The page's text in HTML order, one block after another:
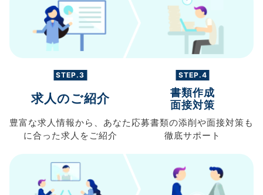
STEP.3
求人のご紹介
豊富な求人情報から、 あなた
に合った求人を ご紹介
STEP.4
書類作成
面接対策
応募書類の添削や面接対策も
徹底サポート